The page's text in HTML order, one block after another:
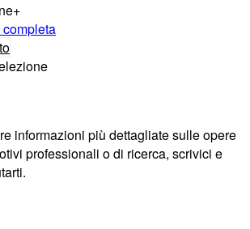
+
informazioni più dettagliate sulle opere
professionali o di ricerca, scrivici e